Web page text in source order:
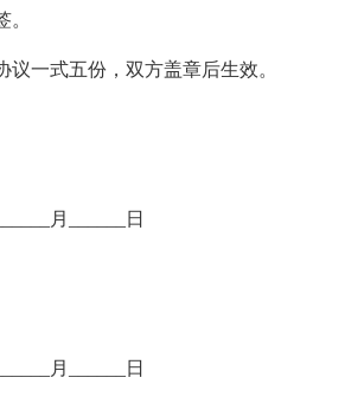
议一式五份，双方盖章后生效。
月______日
月______日